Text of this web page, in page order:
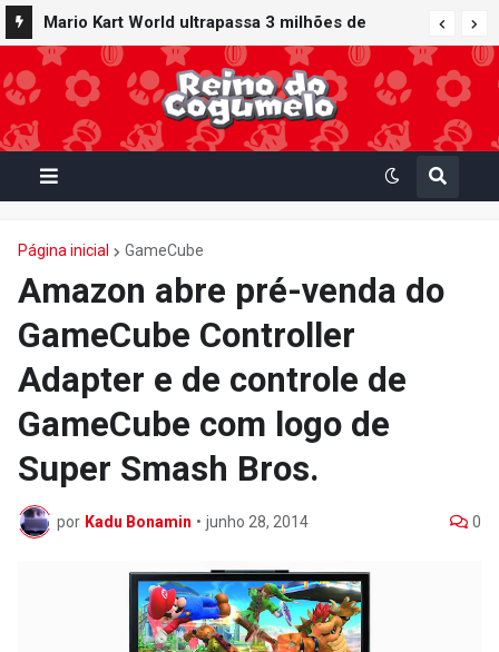
Mario Kart World ultrapassa 3 milhões de
unidades vendidas no Japão e figura no top 30
da Famitsu
Minecraft ganha data no Nintendo Switch 2;
Super Mario Mash-Up receberá atualização
gráfica exclusiva
Página inicial GameCube
Amazon abre pré-venda do
GameCube Controller
Adapter e de controle de
GameCube com logo de
Super Smash Bros.
por Kadu Bonamin • junho 28, 2014 0